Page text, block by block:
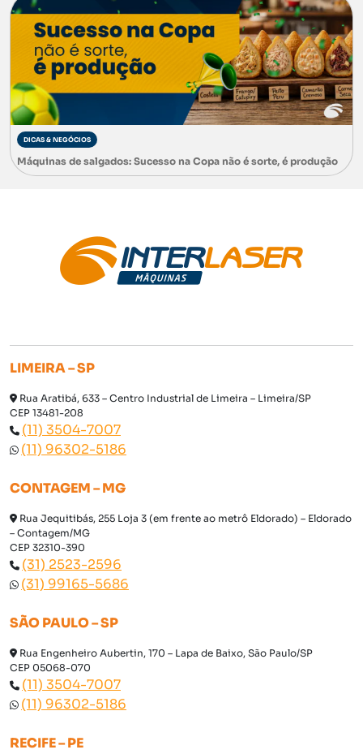
DICAS & NEGÓCIOS
Máquinas de salgados: Sucesso na Copa não é sorte, é produção
LIMEIRA – SP
Rua Aratibá, 633 – Centro Industrial de Limeira – Limeira/SP
CEP 13481-208
(11) 3504-7007
(11) 96302-5186
CONTAGEM – MG
Rua Jequitibás, 255 Loja 3 (em frente ao metrô Eldorado) – Eldorado
– Contagem/MG
CEP 32310-390
(31) 2523-2596
(31) 99165-5686
SÃO PAULO – SP
Rua Engenheiro Aubertin, 170 – Lapa de Baixo, São Paulo/SP
CEP 05068-070
(11) 3504-7007
(11) 96302-5186
RECIFE – PE